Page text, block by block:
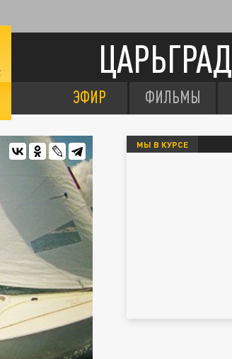
ЦАРЬГРАД
ЭФИР ФИЛЬМЫ
МЫ В КУРСЕ